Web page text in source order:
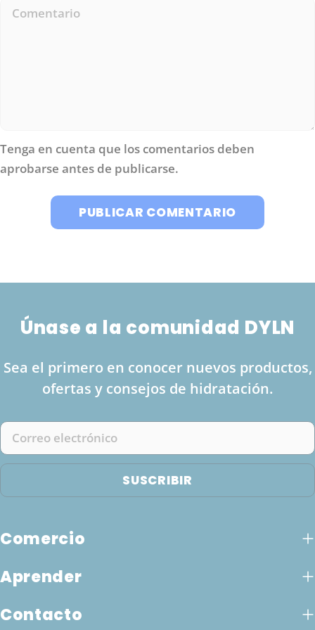
Tenga en cuenta que los comentarios deben
aprobarse antes de publicarse.
Únase a la comunidad DYLN
Sea el primero en conocer nuevos productos,
ofertas y consejos de hidratación.
Correo
electrónico
SUSCRIBIR
Comercio
Aprender
Contacto